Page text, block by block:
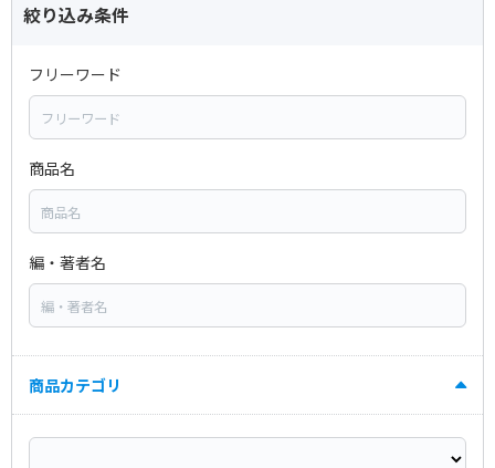
絞り込み条件
フリーワード
商品名
編・著者名
商品カテゴリ